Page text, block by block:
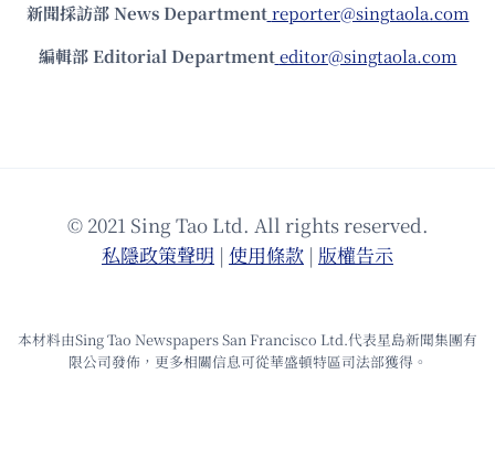
新聞採訪部 News Department reporter@singtaola.com
編輯部 Editorial Department editor@singtaola.com
© 2021 Sing Tao Ltd. All rights reserved.
私隱政策聲明 | 使⽤條款 | 版權告⽰
本材料由Sing Tao Newspapers San Francisco Ltd.代表星島新聞集團有
限公司發佈，更多相關信息可從華盛頓特區司法部獲得。